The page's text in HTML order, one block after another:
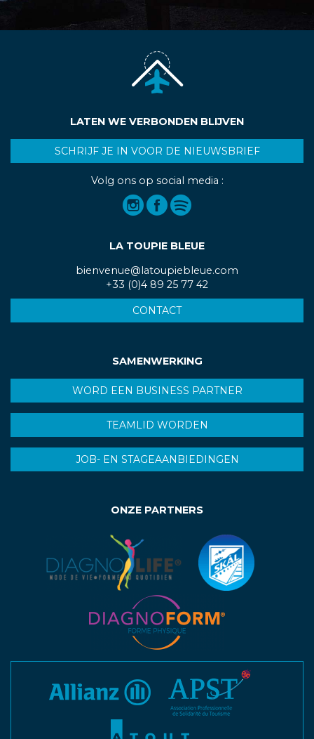
LATEN WE VERBONDEN BLIJVEN
SCHRIJF JE IN VOOR DE NIEUWSBRIEF
Volg ons op social media :
LA TOUPIE BLEUE
bienvenue@latoupiebleue.com
+33 (0)4 89 25 77 42
CONTACT
SAMENWERKING
WORD EEN BUSINESS PARTNER
TEAMLID WORDEN
JOB- EN STAGEAANBIEDINGEN
ONZE PARTNERS